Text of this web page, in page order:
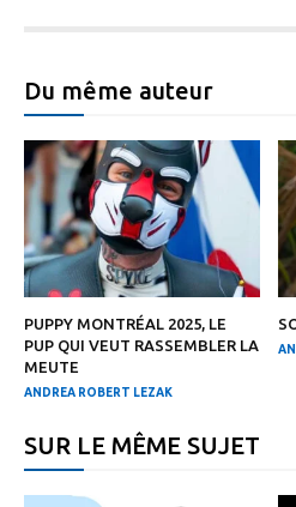
Du même auteur
PUPPY MONTRÉAL 2025, LE
PUP QUI VEUT RASSEMBLER LA
MEUTE
ANDREA ROBERT LEZAK
SUR LE MÊME SUJET